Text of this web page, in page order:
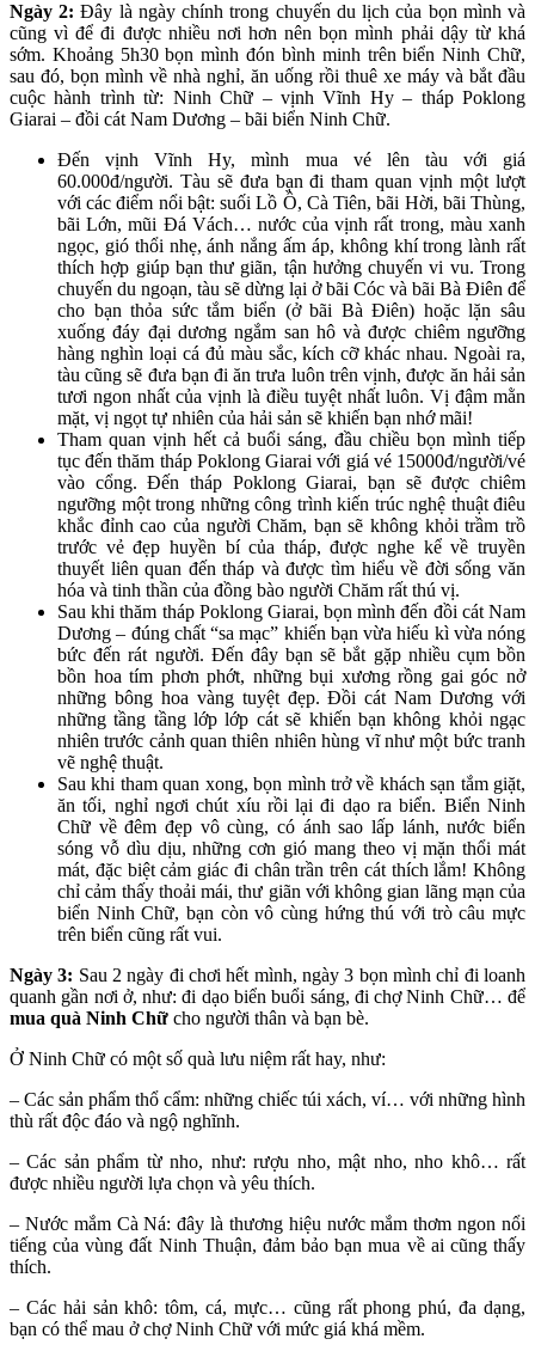
Ngày 2: Đây là ngày chính trong chuyến du lịch của bọn mình và
cũng vì để đi được nhiều nơi hơn nên bọn mình phải dậy từ khá
sớm. Khoảng 5h30 bọn mình đón bình minh trên biển Ninh Chữ,
sau đó, bọn mình về nhà nghỉ, ăn uống rồi thuê xe máy và bắt đầu
cuộc hành trình từ: Ninh Chữ – vịnh Vĩnh Hy – tháp Poklong
Giarai – đồi cát Nam Dương – bãi biển Ninh Chữ.
Đến vịnh Vĩnh Hy, mình mua vé lên tàu với giá
60.000đ/người. Tàu sẽ đưa bạn đi tham quan vịnh một lượt
với các điểm nổi bật: suối Lồ Ồ, Cà Tiên, bãi Hời, bãi Thùng,
bãi Lớn, mũi Đá Vách… nước của vịnh rất trong, màu xanh
ngọc, gió thổi nhẹ, ánh nắng ấm áp, không khí trong lành rất
thích hợp giúp bạn thư giãn, tận hưởng chuyến vi vu. Trong
chuyến du ngoạn, tàu sẽ dừng lại ở bãi Cóc và bãi Bà Điên để
cho bạn thỏa sức tắm biển (ở bãi Bà Điên) hoặc lặn sâu
xuống đáy đại dương ngắm san hô và được chiêm ngưỡng
hàng nghìn loại cá đủ màu sắc, kích cỡ khác nhau. Ngoài ra,
tàu cũng sẽ đưa bạn đi ăn trưa luôn trên vịnh, được ăn hải sản
tươi ngon nhất của vịnh là điều tuyệt nhất luôn. Vị đậm mằn
mặt, vị ngọt tự nhiên của hải sản sẽ khiến bạn nhớ mãi!
Tham quan vịnh hết cả buổi sáng, đầu chiều bọn mình tiếp
tục đến thăm tháp Poklong Giarai với giá vé 15000đ/người/vé
vào cổng. Đến tháp Poklong Giarai, bạn sẽ được chiêm
ngưỡng một trong những công trình kiến trúc nghệ thuật điêu
khắc đỉnh cao của người Chăm, bạn sẽ không khỏi trầm trồ
trước vẻ đẹp huyền bí của tháp, được nghe kể về truyền
thuyết liên quan đến tháp và được tìm hiểu về đời sống văn
hóa và tinh thần của đồng bào người Chăm rất thú vị.
Sau khi thăm tháp Poklong Giarai, bọn mình đến đồi cát Nam
Dương – đúng chất “sa mạc” khiến bạn vừa hiếu kì vừa nóng
bức đến rát người. Đến đây bạn sẽ bắt gặp nhiều cụm bồn
bồn hoa tím phơn phớt, những bụi xương rồng gai góc nở
những bông hoa vàng tuyệt đẹp. Đồi cát Nam Dương với
những tầng tầng lớp lớp cát sẽ khiến bạn không khỏi ngạc
nhiên trước cảnh quan thiên nhiên hùng vĩ như một bức tranh
vẽ nghệ thuật.
Sau khi tham quan xong, bọn mình trở về khách sạn tắm giặt,
ăn tối, nghỉ ngơi chút xíu rồi lại đi dạo ra biển. Biển Ninh
Chữ về đêm đẹp vô cùng, có ánh sao lấp lánh, nước biển
sóng vỗ dìu dịu, những cơn gió mang theo vị mặn thổi mát
mát, đặc biệt cảm giác đi chân trần trên cát thích lắm! Không
chỉ cảm thấy thoải mái, thư giãn với không gian lãng mạn của
biển Ninh Chữ, bạn còn vô cùng hứng thú với trò câu mực
trên biển cũng rất vui.
Ngày 3: Sau 2 ngày đi chơi hết mình, ngày 3 bọn mình chỉ đi loanh
quanh gần nơi ở, như: đi dạo biển buổi sáng, đi chợ Ninh Chữ… để
mua quà Ninh Chữ cho người thân và bạn bè.
Ở Ninh Chữ có một số quà lưu niệm rất hay, như:
– Các sản phẩm thổ cẩm: những chiếc túi xách, ví… với những hình
thù rất độc đáo và ngộ nghĩnh.
– Các sản phẩm từ nho, như: rượu nho, mật nho, nho khô… rất
được nhiều người lựa chọn và yêu thích.
– Nước mắm Cà Ná: đây là thương hiệu nước mắm thơm ngon nổi
tiếng của vùng đất Ninh Thuận, đảm bảo bạn mua về ai cũng thấy
thích.
– Các hải sản khô: tôm, cá, mực… cũng rất phong phú, đa dạng,
bạn có thể mau ở chợ Ninh Chữ với mức giá khá mềm.